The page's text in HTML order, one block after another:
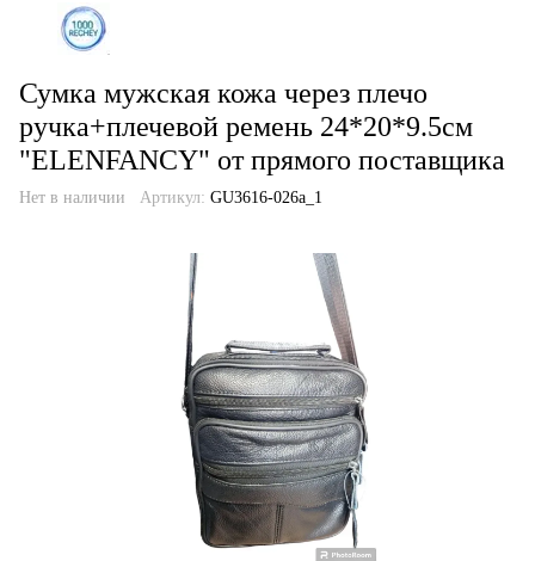
Сумка мужская кожа через плечо
ручка+плечевой ремень 24*20*9.5см
"ELENFANCY" от прямого поставщика
Нет в наличии Артикул: GU3616-026a_1